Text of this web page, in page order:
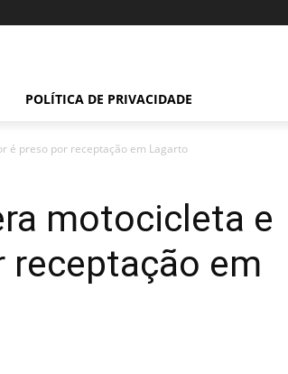
POLÍTICA DE PRIVACIDADE
é preso por receptação em Lagarto
motocicleta e
receptação em